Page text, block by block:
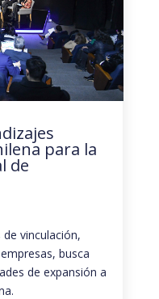
para la
de
de vinculación,
busca
de expansión a